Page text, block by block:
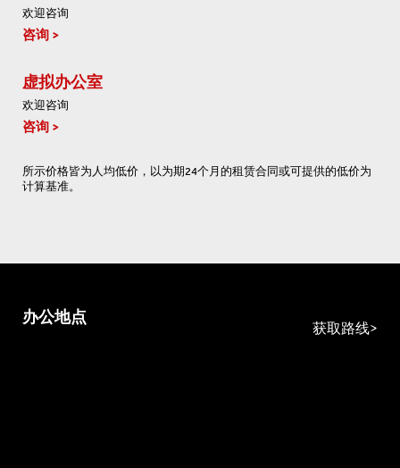
欢迎咨询
咨询
虚拟办公室
欢迎咨询
咨询
所示价格皆为人均低价，以为期24个月的租赁合同或可提供的低价为
计算基准。
办公地点
获取路线